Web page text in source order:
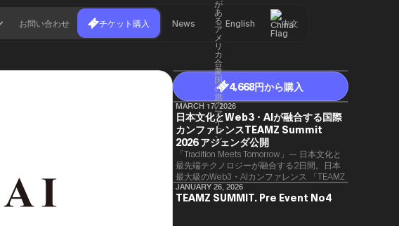
お問い合わせ チケット購入 News English 中文
4,668円から購入
MARCH 17, 2026
日本文化とWeb3・AIが融合する国際
カンファレンスTEAMZ Summit
2026 アジェンダ公開
「Tradition Meets Tomorrow」— 日本文化と
最先端テクノロジーが融合する2日間。日本
最大級のWeb3・AIカンファレンス 「TEAMZ
Summit 2026」 が、2026年4月7日・8日に
東京・八芳園にて開催されます。今年のテー
JANUARY 26, 2026
TEAMZ SUMMIT. Pre Event No4